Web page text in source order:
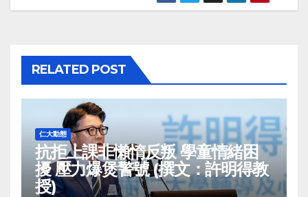
RELATED POST
仁大動態
抗拒上課非懶惰反叛 學童情緒困
擾 壓力爆煲警號 (撰文：許明得教
授)